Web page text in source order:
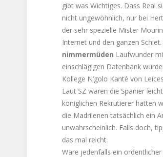
gibt was Wichtiges. Dass Real
nicht ungewöhnlich, nur bei
der sehr spezielle Mister
Internet und den ganzen
nimmermüden Laufwunder
einschlägigen Datenbank
Kollege N’golo Kanté von
Laut SZ waren die Spanier leicht
königlichen Rekrutierer hatten
die Madrilenen tatsächlich ein
unwahrscheinlich. Falls doch,
das mal reicht.
Wäre jedenfalls ein